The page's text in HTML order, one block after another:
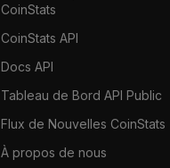
CoinStats
CoinStats API
Docs API
Tableau de Bord API Public
Flux de Nouvelles CoinStats
À propos de nous